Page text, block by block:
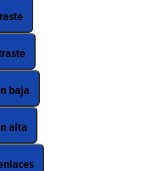
baja
alta